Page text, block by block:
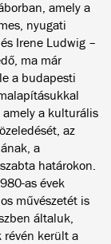
amely a
nyugati
Irene Ludwig –
ma már
a budapesti
a kulturális
az
a
határokon.
as évek
művészetét is
általuk,
révén került a